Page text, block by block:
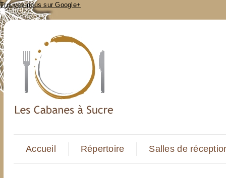
Trouvez-nous sur Google+
Accueil Répertoire Salles de